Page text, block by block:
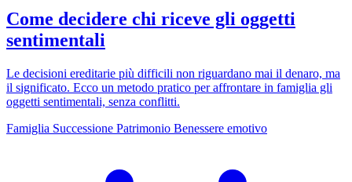
Come decidere chi riceve gli oggetti
sentimentali
Le decisioni ereditarie più difficili non riguardano mai il denaro, ma
il significato. Ecco un metodo pratico per affrontare in famiglia gli
oggetti sentimentali, senza conflitti.
Famiglia Successione Patrimonio Benessere emotivo